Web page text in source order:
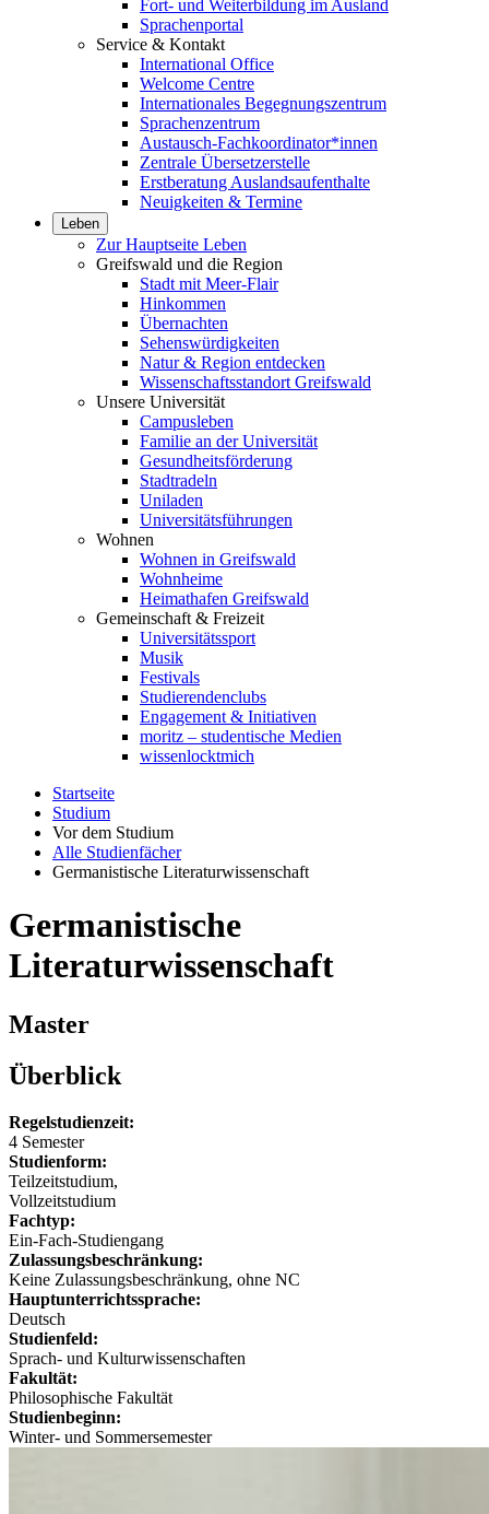
Fort- und Weiterbildung im Ausland
Sprachenportal
Service & Kontakt
International Office
Welcome Centre
Internationales Begegnungszentrum
Sprachenzentrum
Austausch-Fachkoordinator*innen
Zentrale Übersetzerstelle
Erstberatung Auslandsaufenthalte
Neuigkeiten & Termine
Leben
Zur Hauptseite Leben
Greifswald und die Region
Stadt mit Meer-Flair
Hinkommen
Übernachten
Sehenswürdigkeiten
Natur & Region entdecken
Wissenschaftsstandort Greifswald
Unsere Universität
Campusleben
Familie an der Universität
Gesundheitsförderung
Stadtradeln
Uniladen
Universitätsführungen
Wohnen
Wohnen in Greifswald
Wohnheime
Heimathafen Greifswald
Gemeinschaft & Freizeit
Universitätssport
Musik
Festivals
Studierendenclubs
Engagement & Initiativen
moritz – studentische Medien
wissenlocktmich
Startseite
Studium
Vor dem Studium
Alle Studienfächer
Germanistische Literaturwissenschaft
Germanistische
Literaturwissenschaft
Master
Überblick
Regelstudienzeit:
4 Semester
Studienform:
Teilzeitstudium,
Vollzeitstudium
Fachtyp:
Ein-Fach-Studiengang
Zulassungsbeschränkung:
Keine Zulassungsbeschränkung, ohne NC
Hauptunterrichtssprache:
Deutsch
Studienfeld:
Sprach- und Kulturwissenschaften
Fakultät:
Philosophische Fakultät
Studienbeginn:
Winter- und Sommersemester